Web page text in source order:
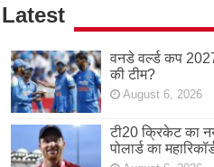
Latest
वनडे वर्ल्ड कप
की टीम?
August 6, 2026
टी20 क्रिकेट का
पोलार्ड का